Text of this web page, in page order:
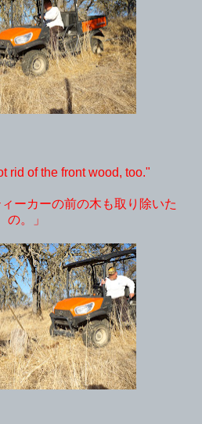
rid of the front wood, too."
ーカーの前の木も取り除いた
の。」